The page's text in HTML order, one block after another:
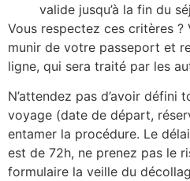
valide jusqu’à la fin du
Vous respectez ces critères
munir de votre passeport et
ligne, qui sera traité par les
N’attendez pas d’avoir défini
voyage (date de départ,
entamer la procédure. Le
est de 72h, ne prenez pas le
formulaire la veille du